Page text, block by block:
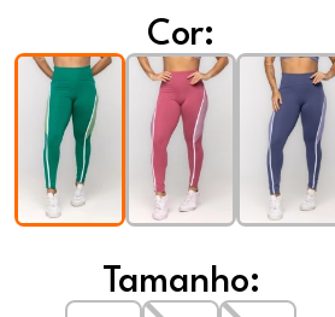
Cor:
Tamanho: